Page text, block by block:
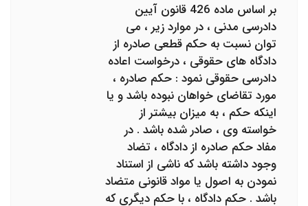
بر اساس ماده 426 قانون آیین
دادرسی مدنی ، در موارد زیر ، می
توان نسبت به حکم قطعی صادره از
دادگاه های حقوقی ، درخواست اعاده
دادرسی حقوقی نمود : حکم صادره ،
مورد تقاضای خواهان نبوده باشد و یا
اینکه حکم ، به میزان بیشتر از
خواسته وی ، صادر شده باشد . در
مفاد حکم صادره از دادگاه ، تضاد
وجود داشته باشد که ناشی از استناد
نمودن به اصول یا مواد قانونی متضاد
باشد . حکم دادگاه ، با حکم دیگری که